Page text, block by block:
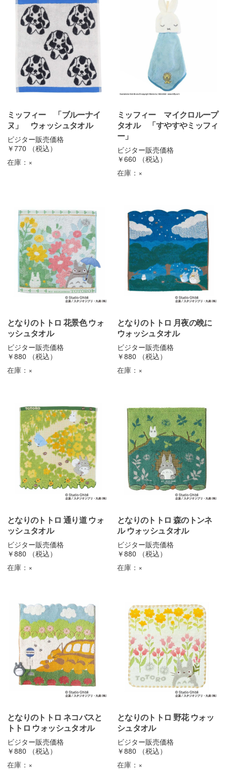
ミッフィー 「ブルーナイ
ヌ」 ウォッシュタオル
ビジター販売価格
￥770
（税込）
在庫： ×
ミッフィー マイクロループ
タオル 「すやすやミッフィ
ー」
ビジター販売価格
￥660
（税込）
在庫： ×
となりのトトロ 花景色 ウォ
ッシュタオル
ビジター販売価格
￥880
（税込）
在庫： ×
となりのトトロ 月夜の晩に
ウォッシュタオル
ビジター販売価格
￥880
（税込）
在庫： ×
となりのトトロ 通り道 ウォ
ッシュタオル
ビジター販売価格
￥880
（税込）
在庫： ×
となりのトトロ 森のトンネ
ル ウォッシュタオル
ビジター販売価格
￥880
（税込）
在庫： ×
となりのトトロ ネコバスと
トトロ ウォッシュタオル
ビジター販売価格
￥880
（税込）
在庫： ×
となりのトトロ 野花 ウォッ
シュタオル
ビジター販売価格
￥880
（税込）
在庫： ×